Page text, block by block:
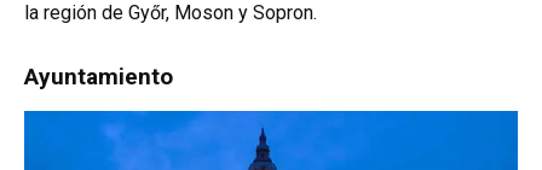
la región de Győr, Moson y Sopron.
Ayuntamiento